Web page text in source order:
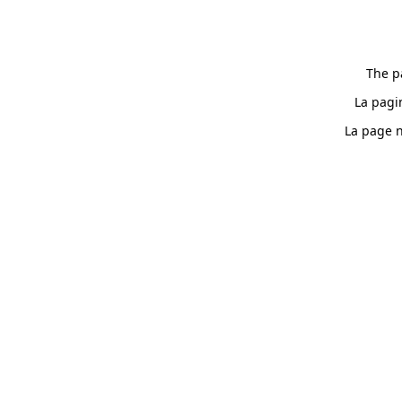
The
La
La page